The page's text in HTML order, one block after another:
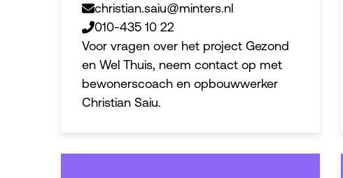
christian.saiu@minters.nl
010-435 10 22
Voor vragen over het project Gezond
en Wel Thuis, neem contact op met
bewonerscoach en opbouwwerker
Christian Saiu.